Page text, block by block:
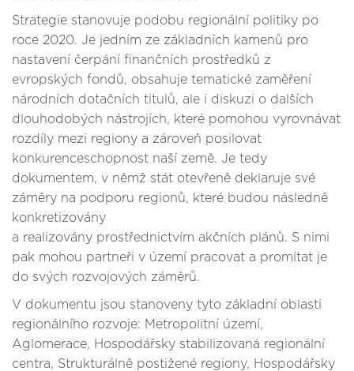
Strategie stanovuje podobu regionální politiky po
roce 2020. Je jedním ze základních kamenů pro
nastavení čerpání finančních prostředků z
evropských fondů, obsahuje tematické zaměření
národních dotačních titulů, ale i diskuzi o dalších
dlouhodobých nástrojích, které pomohou vyrovnávat
rozdíly mezi regiony a zároveň posilovat
konkurenceschopnost naší země. Je tedy
dokumentem, v němž stát otevřeně deklaruje své
záměry na podporu regionů, které budou následně
konkretizovány
a realizovány prostřednictvím akčních plánů. S nimi
pak mohou partneři v území pracovat a promítat je
do svých rozvojových záměrů.
V dokumentu jsou stanoveny tyto základní oblasti
regionálního rozvoje: Metropolitní území,
Aglomerace, Hospodářsky stabilizovaná regionální
centra, Strukturálně postižené regiony, Hospodářsky